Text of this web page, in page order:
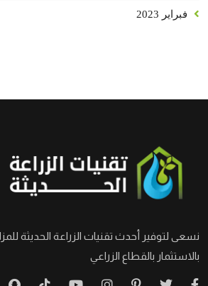
فبراير 2023
نسعى لتوفير أحدث تقنيات الزراعة الحديثة
بالاستثمار بالقطاع الزراعي